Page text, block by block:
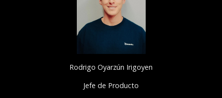
Rodrigo Oyarzún Irigoyen
Jefe de Producto